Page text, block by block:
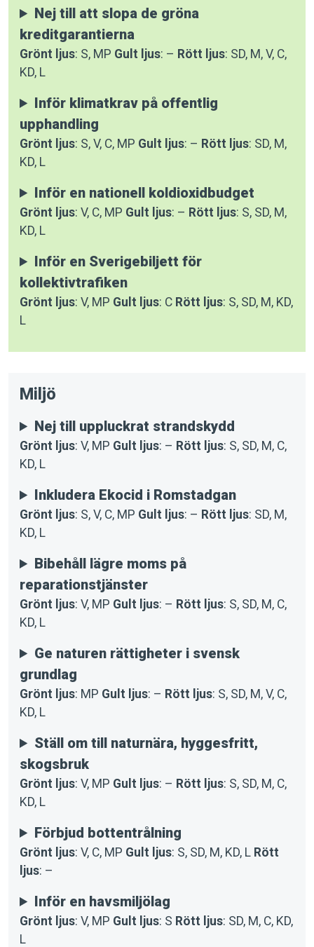
Nej till att slopa de gröna
kreditgarantierna
Grönt ljus: S, MP Gult ljus: – Rött ljus: SD, M, V, C,
KD, L
Inför klimatkrav på offentlig
upphandling
Grönt ljus: S, V, C, MP Gult ljus: – Rött ljus: SD, M,
KD, L
Inför en nationell koldioxidbudget
Grönt ljus: V, C, MP Gult ljus: – Rött ljus: S, SD, M,
KD, L
Inför en Sverigebiljett för
kollektivtrafiken
Grönt ljus: V, MP Gult ljus: C Rött ljus: S, SD, M, KD,
L
Miljö
Nej till uppluckrat strandskydd
Grönt ljus: V, MP Gult ljus: – Rött ljus: S, SD, M, C,
KD, L
Inkludera Ekocid i Romstadgan
Grönt ljus: S, V, C, MP Gult ljus: – Rött ljus: SD, M,
KD, L
Bibehåll lägre moms på
reparationstjänster
Grönt ljus: V, MP Gult ljus: – Rött ljus: S, SD, M, C,
KD, L
Ge naturen rättigheter i svensk
grundlag
Grönt ljus: MP Gult ljus: – Rött ljus: S, SD, M, V, C,
KD, L
Ställ om till naturnära, hyggesfritt,
skogsbruk
Grönt ljus: V, MP Gult ljus: – Rött ljus: S, SD, M, C,
KD, L
Förbjud bottentrålning
Grönt ljus: V, C, MP Gult ljus: S, SD, M, KD, L Rött
ljus: –
Inför en havsmiljölag
Grönt ljus: V, MP Gult ljus: S Rött ljus: SD, M, C, KD,
L